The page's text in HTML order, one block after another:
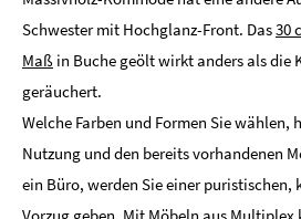
Schwester mit Hochglanz-Front. Das30
Maß in Buche geölt wirkt anders als die
geräuchert.
Welche Farben und Formen Sie wählen,
Nutzung und den bereits vorhandenen
ein Büro, werden Sie einer puristischen,